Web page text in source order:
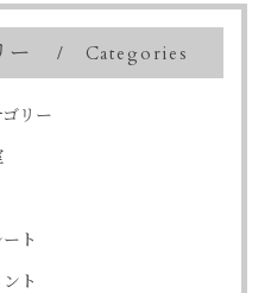
ー Categories
リー
ト
ト